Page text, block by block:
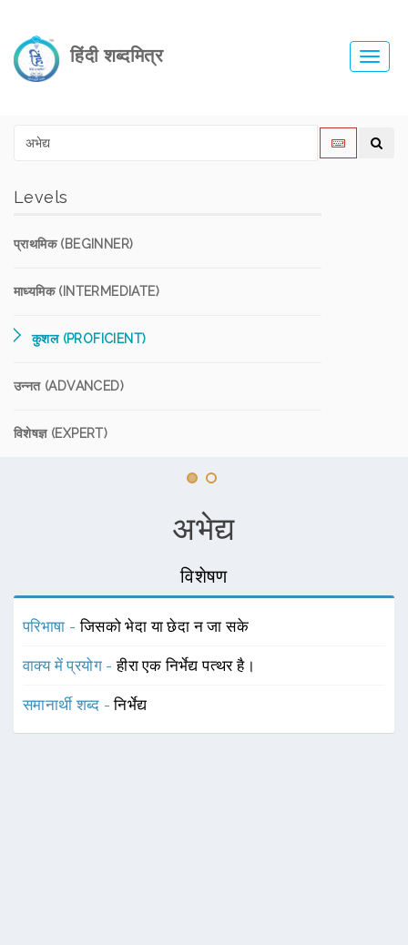
हिंदी शब्दमित्र
Levels
प्राथमिक (BEGINNER)
माध्यमिक (INTERMEDIATE)
कुशल (PROFICIENT)
उन्नत (ADVANCED)
विशेषज्ञ (EXPERT)
अभेद्य
विशेषण
परिभाषा -जिसको भेदा या छेदा न जा सके
वाक्य में प्रयोग -हीरा एक निर्भेद्य पत्थर है।
समानार्थी शब्द -निर्भेद्य